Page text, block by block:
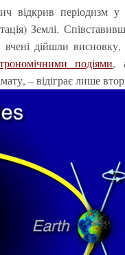
відкрив періодизм у
Землі.
вчені дійшли
подіями,
– відіграє лише